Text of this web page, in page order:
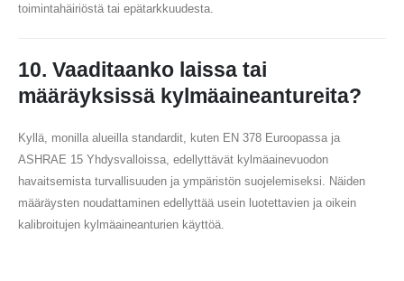
toimintahäiriöstä tai epätarkkuudesta.
10. Vaaditaanko laissa tai
määräyksissä kylmäaineantureita?
Kyllä, monilla alueilla standardit, kuten EN 378 Euroopassa ja
ASHRAE 15 Yhdysvalloissa, edellyttävät kylmäainevuodon
havaitsemista turvallisuuden ja ympäristön suojelemiseksi. Näiden
määräysten noudattaminen edellyttää usein luotettavien ja oikein
kalibroitujen kylmäaineanturien käyttöä.